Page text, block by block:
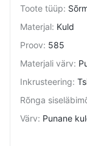
Toote tüüp:
Materjal: Kuld
Proov: 585
Materjali värv:
Inkrusteering:
Rõnga
Värv: Punane